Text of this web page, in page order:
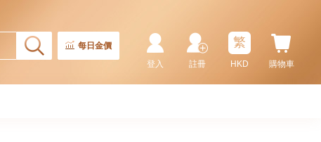
每日金價
購物車
繁
HKD
註冊
登入